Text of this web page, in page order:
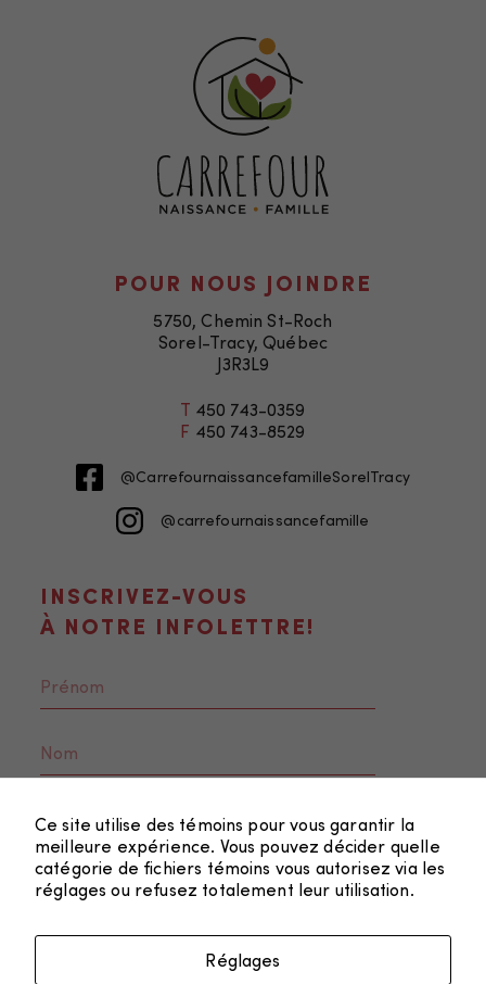
POUR NOUS JOINDRE
5750, Chemin St-Roch
Sorel-Tracy, Québec
J3R3L9
T 450 743-0359
F 450 743-8529
@CarrefournaissancefamilleSorelTracy
@carrefournaissancefamille
INSCRIVEZ-VOUS
À NOTRE INFOLETTRE!
Ce site utilise des témoins pour vous garantir la
meilleure expérience. Vous pouvez décider quelle
catégorie de fichiers témoins vous autorisez via les
réglages ou refusez totalement leur utilisation.
Réglages
Nécessaire
témoins ne
sont
nécessaires au
du site Web.
puissions
fonction de la
site Web est
utilisé.
Marketing
En partageant